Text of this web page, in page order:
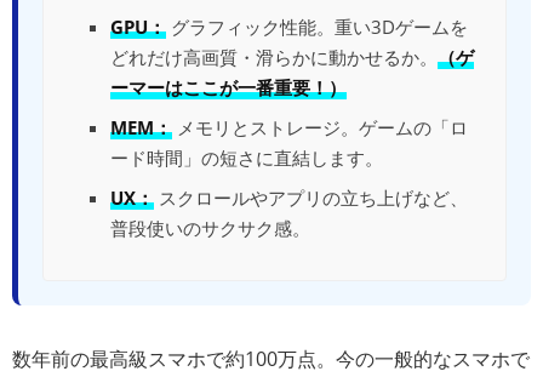
GPU： グラフィック性能。重い3Dゲームを
どれだけ高画質・滑らかに動かせるか。 （ゲ
ーマーはここが一番重要！）
MEM： メモリとストレージ。ゲームの「ロ
ード時間」の短さに直結します。
UX： スクロールやアプリの立ち上げなど、
普段使いのサクサク感。
数年前の最高級スマホで約100万点。今の一般的なスマホで